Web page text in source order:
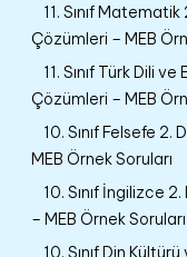
11. Sınıf Matematik
Çözümleri – MEB
11. Sınıf Türk Dili
Çözümleri – MEB
10. Sınıf Felsefe 2.
MEB Örnek Soruları
10. Sınıf İngilizce
– MEB Örnek Soruları
10. Sınıf Din